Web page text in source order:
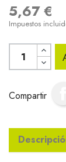
5,67 €
Impuestos
Compartir